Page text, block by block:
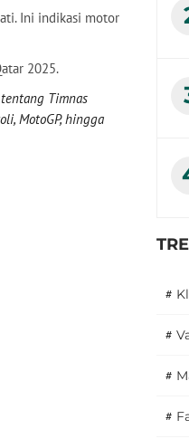
Ini indikasi motor
2025.
Timnas
MotoGP, hingga
#
#
#
#